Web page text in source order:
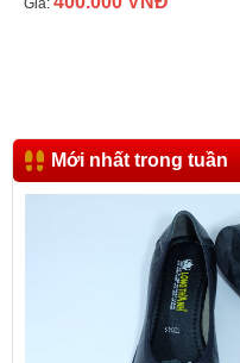
Giá:
Mới nhất trong tuần